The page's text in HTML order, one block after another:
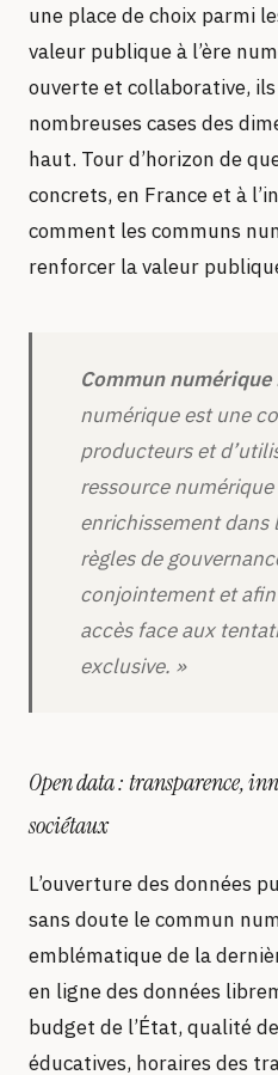
une place de choix parmi
valeur publique à l’ère
ouverte et collaborative,
nombreuses cases des
haut. Tour d’horizon de
concrets, en France et à
comment les communs
renforcer la valeur
Commun numérique
numérique est une
producteurs et
ressource
enrichissement dans
règles de
conjointement et
accès face aux
exclusive. »
Open data : transparence,
sociétaux
L’ouverture des données
sans doute le commun
emblématique de la
en ligne des données
budget de l’État, qualité
éducatives, horaires des